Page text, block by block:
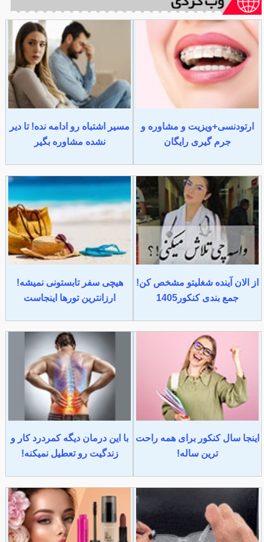
ارتودنسی+ویزیت و مشاوره و
جرم گیری رایگان
مسیر اشتباه رو ادامه نده! تا دیر
نشده مشاوره بگیر
از الان آینده شغلیتو مشخص کن!
جمع بندی کنکور1405
هیچی سفر تابستونی نمیشه!
ارزانترین تورها اینجاست
اینجا سال کنکور برای همه راحت
ترین ساله!
با این درمان دیگه کمردرد کار و
زندگیت رو تعطیل نمیکنه!